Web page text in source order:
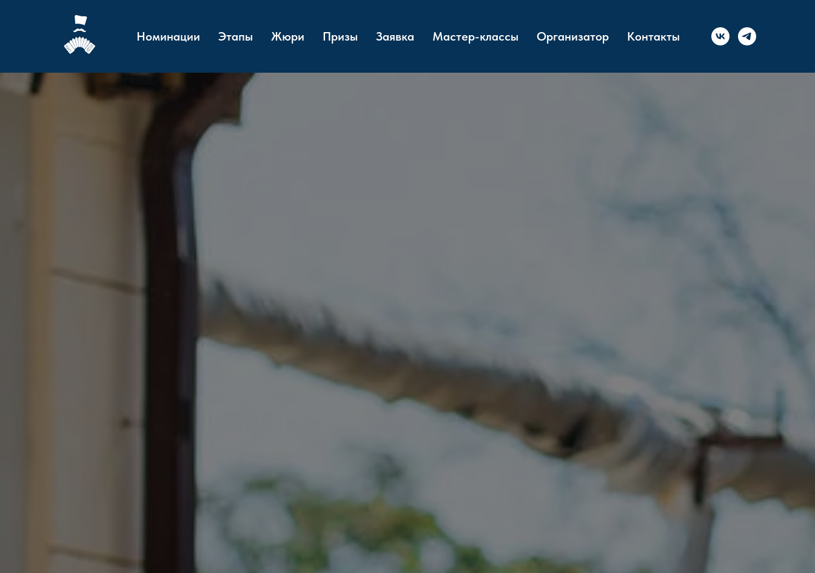
Номинации Этапы Жюри Призы Заявка Мастер-классы Организатор Контакты